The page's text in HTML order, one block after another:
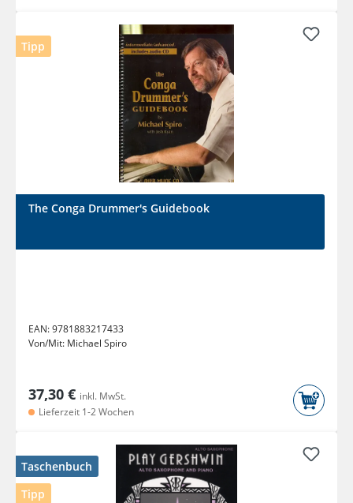
Tipp
The Conga Drummer's Guidebook
EAN:9781883217433
Von/Mit: Michael Spiro
37,30 € inkl. MwSt.
Lieferzeit 1-2 Wochen
Taschenbuch
Tipp